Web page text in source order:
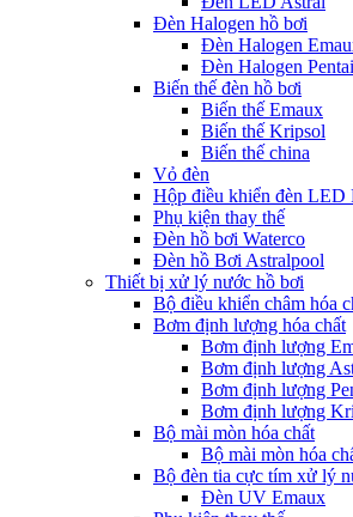
Đèn Halogen hồ bơi
Đèn Halogen
Đèn Halogen
Biến thế đèn hồ bơi
Biến thế Emaux
Biến thế Kripsol
Biến thế china
Vỏ đèn
Hộp điều khiển đèn LED
Phụ kiện thay thế
Đèn hồ bơi Waterco
Đèn hồ Bơi Astralpool
Thiết bị xử lý nước hồ bơi
Bộ điều khiển châm hóa
Bơm định lượng hóa chất
Bơm định lượng
Bơm định lượng
Bơm định lượng
Bơm định lượng
Bộ mài mòn hóa chất
Bộ mài mòn hóa
Bộ đèn tia cực tím xử lý
Đèn UV Emaux